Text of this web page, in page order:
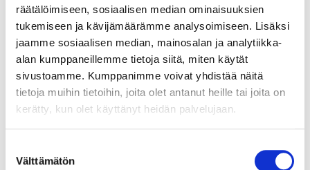
räätälöimiseen, sosiaalisen median ominaisuuksien
tukemiseen ja kävijämäärämme analysoimiseen. Lisäksi
jaamme sosiaalisen median, mainosalan ja analytiikka-
alan kumppaneillemme tietoja siitä, miten käytät
sivustoamme. Kumppanimme voivat yhdistää näitä
tietoja muihin tietoihin, joita olet antanut heille tai joita on
kerätty, kun olet käyttänyt heidän palvelujaan.
valinta
Välttämätön
85-2009
Finns i lager i 24 varuhus
Säljs ej online
85-1045
Finns i lager i25varuhus
Säljs ej online